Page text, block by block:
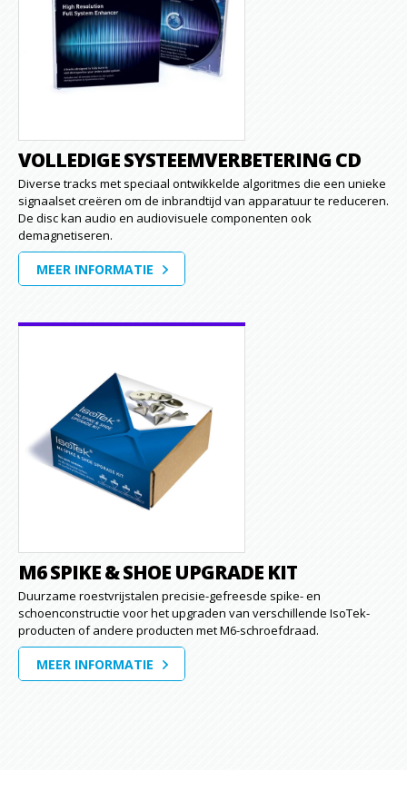
VOLLEDIGE SYSTEEMVERBETERING CD
Diverse tracks met speciaal ontwikkelde algoritmes die een unieke
signaalset creëren om de inbrandtijd van apparatuur te reduceren.
De disc kan audio en audiovisuele componenten ook
demagnetiseren.
MEER INFORMATIE
M6 SPIKE & SHOE UPGRADE KIT
Duurzame roestvrijstalen precisie-gefreesde spike- en
schoenconstructie voor het upgraden van verschillende IsoTek-
producten of andere producten met M6-schroefdraad.
MEER INFORMATIE